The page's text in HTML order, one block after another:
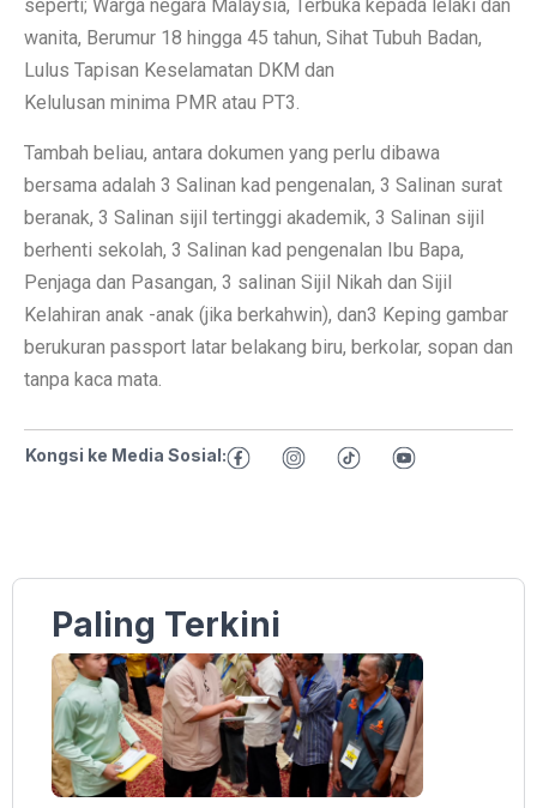
seperti; Warga negara Malaysia, Terbuka kepada lelaki dan
wanita, Berumur 18 hingga 45 tahun, Sihat Tubuh Badan,
Lulus Tapisan Keselamatan DKM dan
Kelulusan minima PMR atau PT3.
Tambah beliau, antara dokumen yang perlu dibawa
bersama adalah 3 Salinan kad pengenalan, 3 Salinan surat
beranak, 3 Salinan sijil tertinggi akademik, 3 Salinan sijil
berhenti sekolah, 3 Salinan kad pengenalan Ibu Bapa,
Penjaga dan Pasangan, 3 salinan Sijil Nikah dan Sijil
Kelahiran anak -anak (jika berkahwin), dan3 Keping gambar
berukuran passport latar belakang biru, berkolar, sopan dan
tanpa kaca mata.
Kongsi ke Media Sosial:
Paling Terkini